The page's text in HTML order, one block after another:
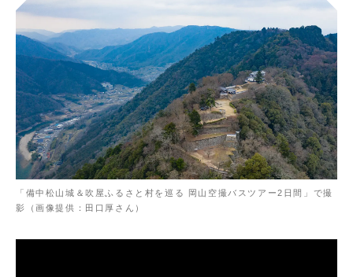
「備中松山城＆吹屋ふるさと村を巡る 岡山空撮バスツアー2日間」で撮
影（画像提供：田口厚さん）